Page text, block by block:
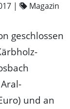
| Magazin
geschlossen
und an